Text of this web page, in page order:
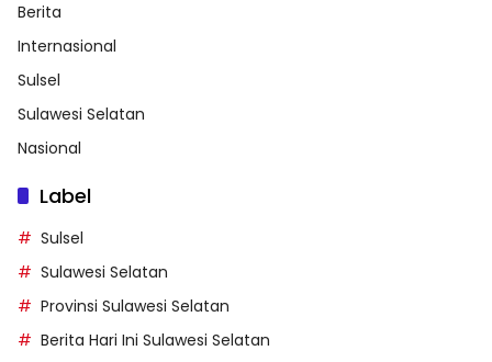
Berita
Internasional
Sulsel
Sulawesi Selatan
Nasional
Label
Sulsel
Sulawesi Selatan
Provinsi Sulawesi Selatan
Berita Hari Ini Sulawesi Selatan